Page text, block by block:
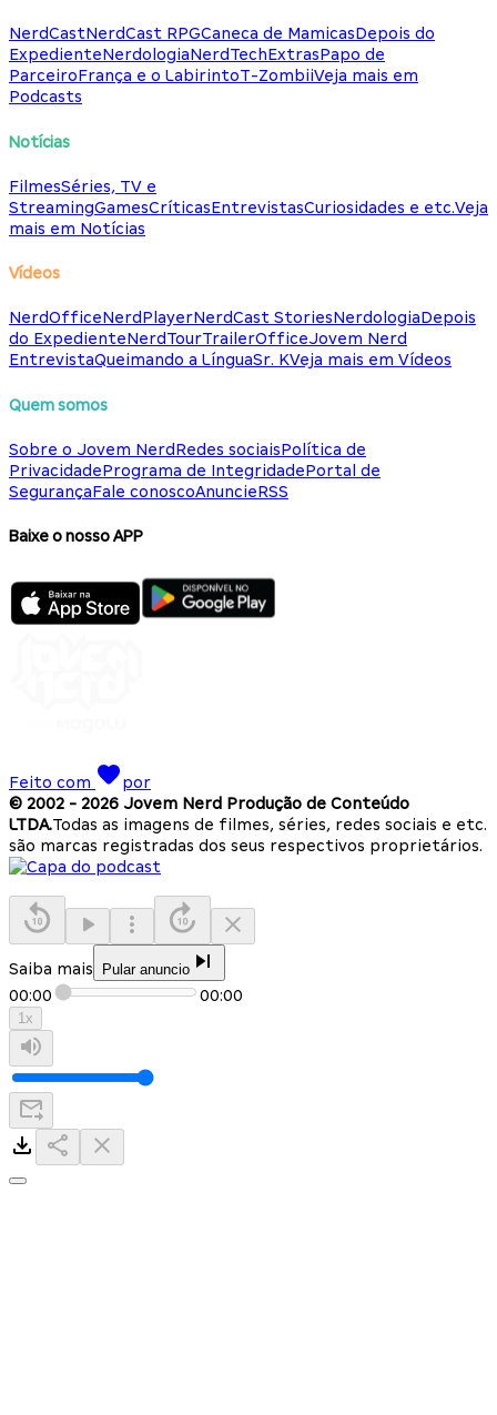
NerdCastNerdCast RPGCaneca de MamicasDepois do
ExpedienteNerdologiaNerdTechExtrasPapo de
ParceiroFrança e o LabirintoT-ZombiiVeja mais em
Podcasts
Notícias
FilmesSéries, TV e
StreamingGamesCríticasEntrevistasCuriosidades e etc.Veja
mais em Notícias
Vídeos
NerdOfficeNerdPlayerNerdCast StoriesNerdologiaDepois
do ExpedienteNerdTourTrailerOfficeJovem Nerd
EntrevistaQueimando a LínguaSr. KVeja mais em Vídeos
Quem somos
Sobre o Jovem NerdRedes sociaisPolítica de
PrivacidadePrograma de IntegridadePortal de
SegurançaFale conoscoAnuncieRSS
Baixe o nosso APP
Feito com
por
© 2002 - 2026 Jovem Nerd Produção de Conteúdo
LTDA.Todas as imagens de filmes, séries, redes sociais e etc.
são marcas registradas dos seus respectivos proprietários.
Saiba mais Pular anuncio
00:00 00:00
1x